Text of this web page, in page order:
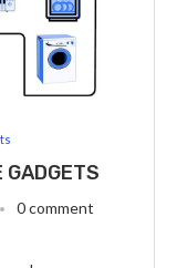
GADGETS
0 comment